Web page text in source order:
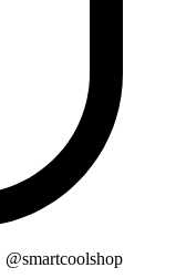
smartcoolshop@